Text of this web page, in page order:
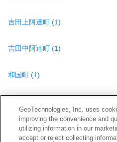
吉田上阿達町 (1)
吉田中阿達町 (1)
和国町 (1)
京都市左京区の他の種類の物件を
GeoTechnologies, Inc. uses
improving the convenience and
utilizing information in our
accept or reject collecting